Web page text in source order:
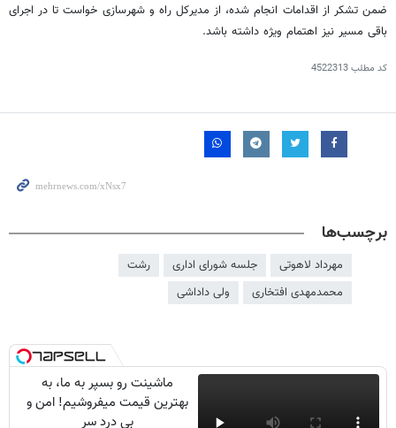
ضمن تشکر از اقدامات انجام شده، از مدیرکل راه و شهرسازی خواست تا در اجرای
باقی مسیر نیز اهتمام ویژه داشته باشد.
کد مطلب4522313
برچسب‌ها
مهرداد لاهوتی جلسه شورای اداری
رشت
محمدمهدی افتخاری
ولی داداشی
ماشینت رو بسپر به ما، به
بهترین قیمت میفروشیم! امن و
بی درد سر